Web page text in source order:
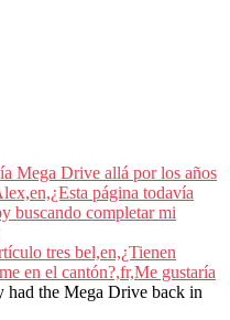
Mega Drive allá por los años
página todavía
buscando completar mi
tres bel,en,¿Tienen
en el cantón?,fr,Me gustaría
had the Mega Drive back in